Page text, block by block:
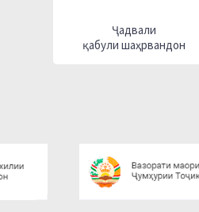
Ҷадвали
қабули шаҳрвандон